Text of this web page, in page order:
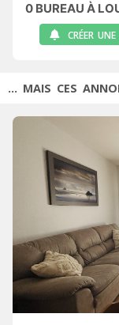
0 BUREAU À
CRÉER
... MAIS CES